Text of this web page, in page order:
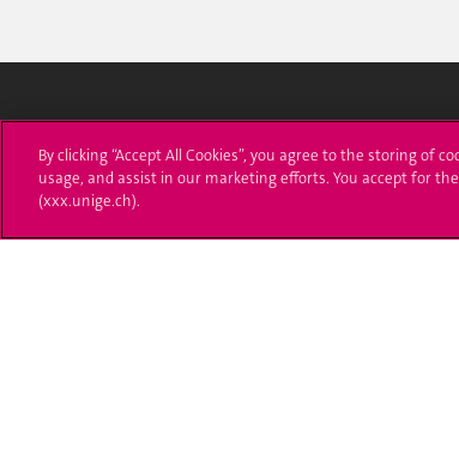
Université de Genève
24 rue du Général-Dufour
T. +41 (0)22 379 71 11
By clicking “Accept All Cookies”, you agree to the storing of
usage, and assist in our marketing efforts. You accept for
(xxx.unige.ch).